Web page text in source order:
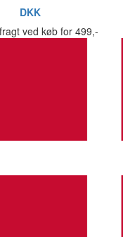
DKK
ved køb for 499,-